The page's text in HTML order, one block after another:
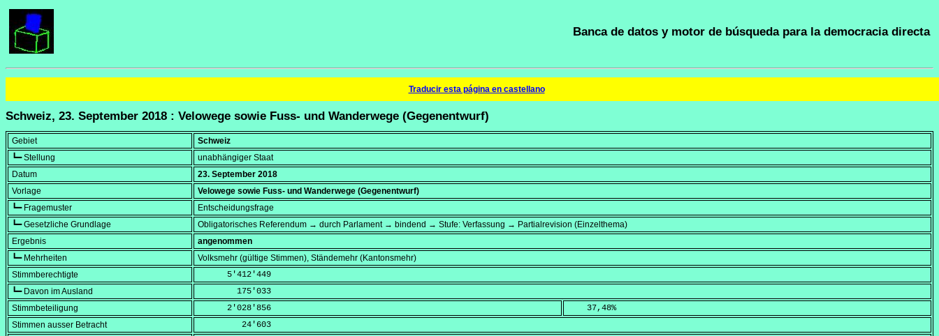
Banca de datos y motor de búsqueda para la democracia directa
Traducir esta página en castellano
Schweiz, 23. September 2018 : Velowege sowie Fuss- und Wanderwege (Gegenentwurf)
Gebiet
Schweiz
┗━ Stellung
unabhängiger Staat
Datum
23. September 2018
Vorlage
Velowege sowie Fuss- und Wanderwege (Gegenentwurf)
┗━ Fragemuster
Entscheidungsfrage
┗━ Gesetzliche Grundlage
Obligatorisches Referendum → durch Parlament → bindend → Stufe: Verfassung → Partialrevision (Einzelthema)
Ergebnis
angenommen
┗━ Mehrheiten
Volksmehr (gültige Stimmen), Ständemehr (Kantonsmehr)
Stimmberechtigte
      5'412'449
┗━ Davon im Ausland
        175'033
Stimmbeteiligung
      2'028'856
    37,48
%
Stimmen ausser Betracht
         24'603